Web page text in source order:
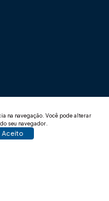
na navegação. Você pode alterar
seu navegador.
Aceito